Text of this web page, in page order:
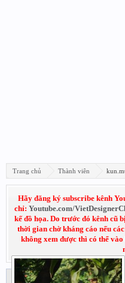
Trang chủ Thành viên
Hãy đăng ký subscribe kênh
chỉ: Youtube.com/
kế đồ họa. Do trước đó kênh cũ
thời gian chờ kháng cáo nếu
không xem được thì có thể